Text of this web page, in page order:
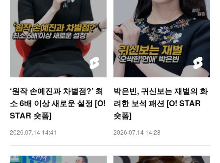
‘원작 손예진과 차별점?’ 최
소 6배 이상 새로운 설정 [O!
STAR 숏폼]
2026.07.14 14:41
박은빈, 귀신보는 재벌의 화
려한 보석 패션 [O! STAR
숏폼]
2026.07.14 14:28